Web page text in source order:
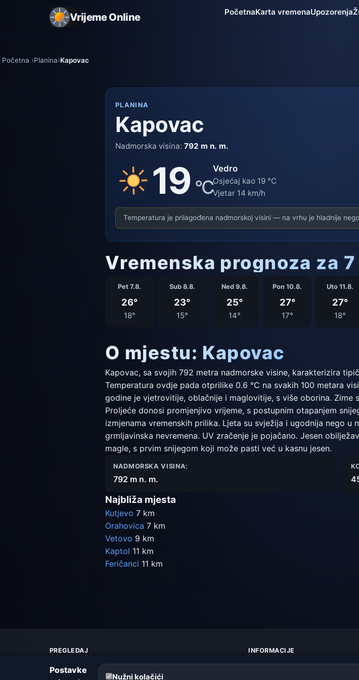
Vrijeme Online PočetnaKarta vremenaUpozorenja
Početna Planina Kapovac
PLANINA
Kapovac
Nadmorska visina:792 m n. m.
19 °C
Vedro
Osjećaj kao 19 °C
Vjetar 14 km/h
Temperatura je prilagođena nadmorskoj visini — na vrhu je hladnije
Vremenska prognoza za 7
Pet 7.8.
26°
18°
Sub 8.8.
23°
15°
Ned 9.8.
25°
14°
Pon 10.8.
27°
17°
Uto 11.8.
27°
18°
O mjestu: Kapovac
Kapovac, sa svojih 792 metra nadmorske visine, karakterizira
Temperatura ovdje pada otprilike 0.6 °C na svakih 100 metara
godine je vjetrovitije, oblačnije i maglovitije, s više oborina. Zime
Proljeće donosi promjenjivo vrijeme, s postupnim otapanjem
izmjenama vremenskih prilika. Ljeta su svježija i ugodnija nego u
grmljavinska nevremena. UV zračenje je pojačano. Jesen
magle, s prvim snijegom koji može pasti već u kasnu jesen.
NADMORSKA VISINA:
792 m n. m.
Najbliža mjesta
Kutjevo 7 km
Orahovica 7 km
Vetovo 9 km
Kaptol 11 km
Feričanci 11 km
PREGLEDAJ
Upozorenja
INFORMACIJE
O nama
Postavke
Nužni kolačići